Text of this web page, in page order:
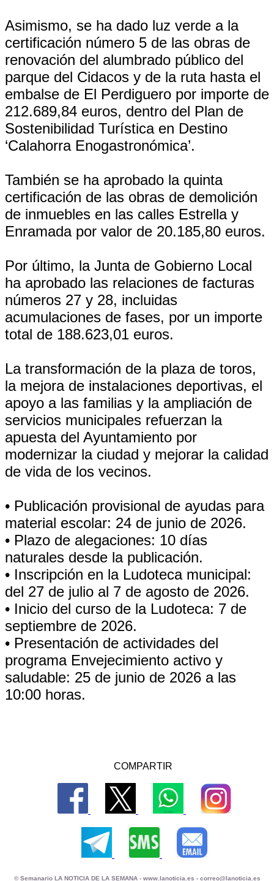
Asimismo, se ha dado luz verde a la
certificación número 5 de las obras de
renovación del alumbrado público del
parque del Cidacos y de la ruta hasta el
embalse de El Perdiguero por importe de
212.689,84 euros, dentro del Plan de
Sostenibilidad Turística en Destino
‘Calahorra Enogastronómica’.
También se ha aprobado la quinta
certificación de las obras de demolición
de inmuebles en las calles Estrella y
Enramada por valor de 20.185,80 euros.
Por último, la Junta de Gobierno Local
ha aprobado las relaciones de facturas
números 27 y 28, incluidas
acumulaciones de fases, por un importe
total de 188.623,01 euros.
La transformación de la plaza de toros,
la mejora de instalaciones deportivas, el
apoyo a las familias y la ampliación de
servicios municipales refuerzan la
apuesta del Ayuntamiento por
modernizar la ciudad y mejorar la calidad
de vida de los vecinos.
• Publicación provisional de ayudas para
material escolar: 24 de junio de 2026.
• Plazo de alegaciones: 10 días
naturales desde la publicación.
• Inscripción en la Ludoteca municipal:
del 27 de julio al 7 de agosto de 2026.
• Inicio del curso de la Ludoteca: 7 de
septiembre de 2026.
• Presentación de actividades del
programa Envejecimiento activo y
saludable: 25 de junio de 2026 a las
10:00 horas.
COMPARTIR
© Semanario LA NOTICIA DE LA SEMANA - www.lanoticia.es - correo@lanoticia.es